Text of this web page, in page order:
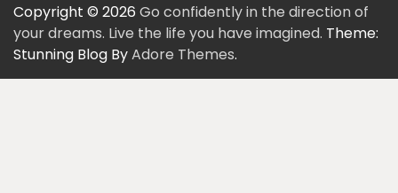
Copyright © 2026 Go confidently in the direction of
your dreams. Live the life you have imagined. Theme:
Stunning Blog ByAdore Themes.